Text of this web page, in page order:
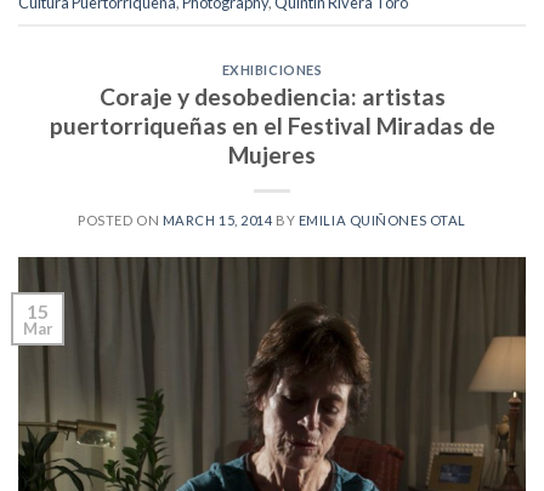
EXHIBICIONES
Coraje y desobediencia: artistas
puertorriqueñas en el Festival Miradas de
Mujeres
POSTED ON MARCH 15, 2014 BY EMILIA QUIÑONES OTAL
15
Mar